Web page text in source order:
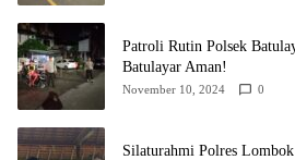
Patroli Rutin Polsek
Batulayar Aman!
November 10, 2024 0
Silaturahmi Polres